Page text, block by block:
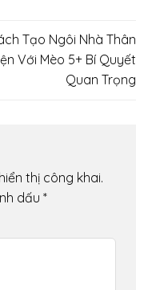
Tạo Ngôi Nhà Thân
Với Mèo 5+ Bí Quyết
Quan Trọng
thị công khai.
dấu *